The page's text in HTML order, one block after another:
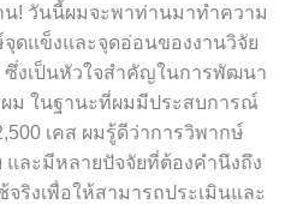
! วันนี้ผมจะพาท่านมาทำความ
ดแข็งและจุดอ่อนของงานวิจัย
ซึ่งเป็นหัวใจสำคัญในการพัฒนา
ม ในฐานะที่ผมมีประสบการณ์
เคส ผมรู้ดีว่าการวิพากษ์
และมีหลายปัจจัยที่ต้องคำนึงถึง
ริงเพื่อให้สามารถประเมินและ